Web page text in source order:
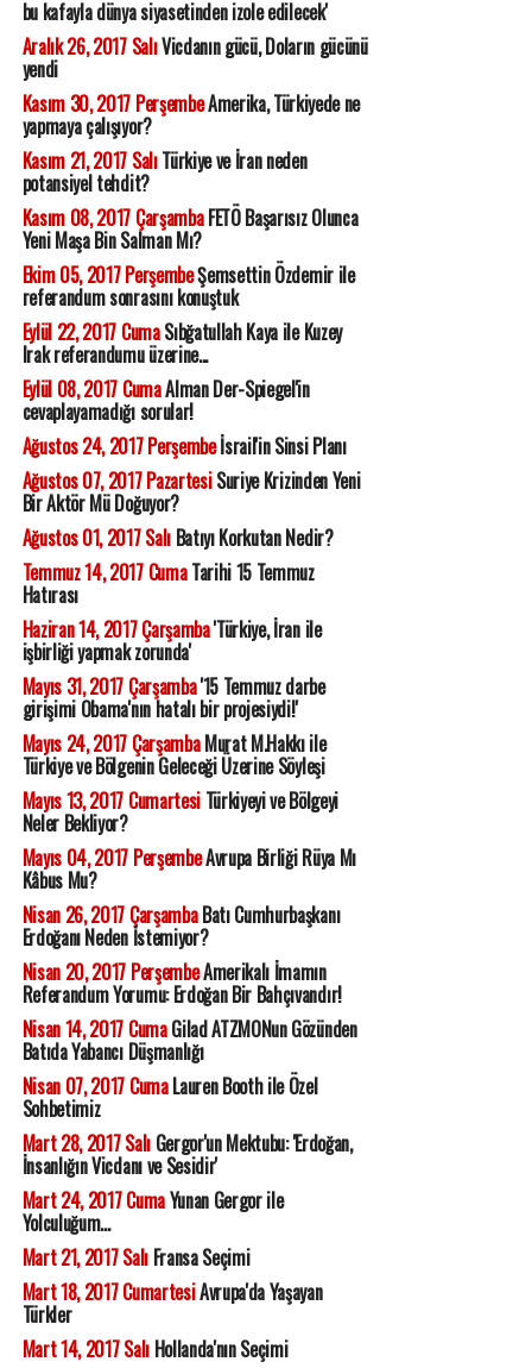
bu kafayla dünya siyasetinden izole edilecek'
Aralık 26, 2017 SalıVicdanın gücü, Doların gücünü
yendi
Kasım 30, 2017 PerşembeAmerika, Türkiyede ne
yapmaya çalışıyor?
Kasım 21, 2017 SalıTürkiye ve İran neden
potansiyel tehdit?
Kasım 08, 2017 ÇarşambaFETÖ Başarısız Olunca
Yeni Maşa Bin Salman Mı?
Ekim 05, 2017 PerşembeŞemsettin Özdemir ile
referandum sonrasını konuştuk
Eylül 22, 2017 CumaSıbğatullah Kaya ile Kuzey
Irak referandumu üzerine...
Eylül 08, 2017 CumaAlman Der-Spiegel'in
cevaplayamadığı sorular!
Ağustos 24, 2017 Perşembeİsrail'in Sinsi Planı
Ağustos 07, 2017 PazartesiSuriye Krizinden Yeni
Bir Aktör Mü Doğuyor?
Ağustos 01, 2017 SalıBatıyı Korkutan Nedir?
Temmuz 14, 2017 CumaTarihi 15 Temmuz
Hatırası
Haziran 14, 2017 Çarşamba'Türkiye, İran ile
işbirliği yapmak zorunda'
Mayıs 31, 2017 Çarşamba'15 Temmuz darbe
girişimi Obama'nın hatalı bir projesiydi!'
Mayıs 24, 2017 ÇarşambaMurat M.Hakkı ile
Türkiye ve Bölgenin Geleceği Üzerine Söyleşi
Mayıs 13, 2017 CumartesiTürkiyeyi ve Bölgeyi
Neler Bekliyor?
Mayıs 04, 2017 PerşembeAvrupa Birliği Rüya Mı
Kâbus Mu?
Nisan 26, 2017 ÇarşambaBatı Cumhurbaşkanı
Erdoğanı Neden İstemiyor?
Nisan 20, 2017 PerşembeAmerikalı İmamın
Referandum Yorumu: Erdoğan Bir Bahçıvandır!
Nisan 14, 2017 CumaGilad ATZMONun Gözünden
Batıda Yabancı Düşmanlığı
Nisan 07, 2017 CumaLauren Booth ile Özel
Sohbetimiz
Mart 28, 2017 SalıGergor'un Mektubu: 'Erdoğan,
İnsanlığın Vicdanı ve Sesidir'
Mart 24, 2017 CumaYunan Gergor ile
Yolculuğum...
Mart 21, 2017 SalıFransa Seçimi
Mart 18, 2017 CumartesiAvrupa'da Yaşayan
Türkler
Mart 14, 2017 SalıHollanda'nın Seçimi